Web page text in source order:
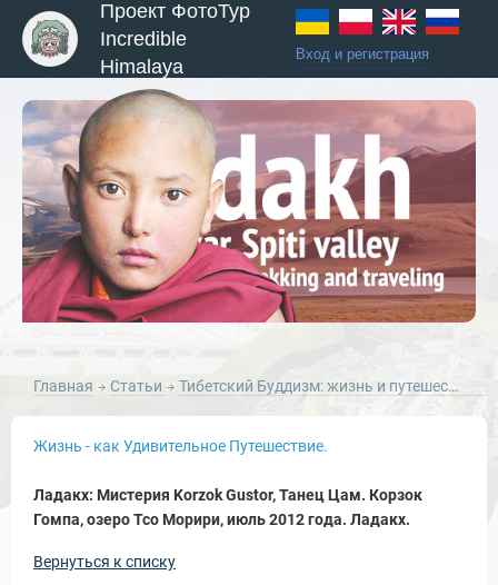
Проект ФотоТур
Incredible
Himalaya
Вход и регистрация
Главная Статьи Тибетский Буддизм: жизнь и путешествия в культуре Тибетского буддизма.
Жизнь - как Удивительное Путешествие.
Ладакх: Мистерия Korzok Gustor, Танец Цам. Корзок
Гомпа, озеро Тсо Морири, июль 2012 года. Ладакх.
Вернуться к списку